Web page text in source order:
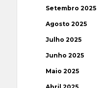
Setembro 2025
Agosto 2025
Julho 2025
Junho 2025
Maio 2025